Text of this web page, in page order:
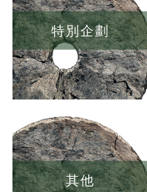
特別企劃
其他